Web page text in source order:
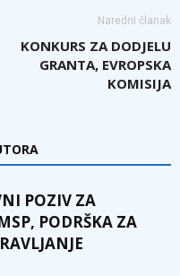
Naredni članak
KONKURS ZA DODJELU
GRANTA, EVROPSKA
KOMISIJA
POZIV ZA
PODRŠKA ZA